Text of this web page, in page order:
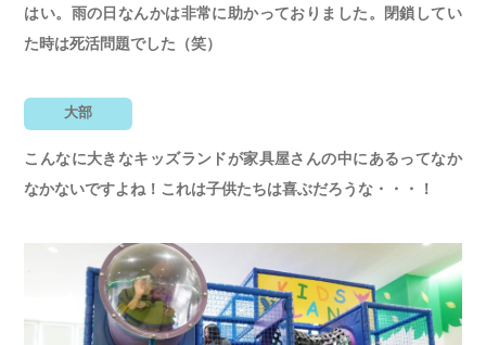
はい。雨の日なんかは非常に助かっておりました。閉鎖してい
た時は死活問題でした（笑）
大部
こんなに大きなキッズランドが家具屋さんの中にあるってなか
なかないですよね！これは子供たちは喜ぶだろうな・・・！